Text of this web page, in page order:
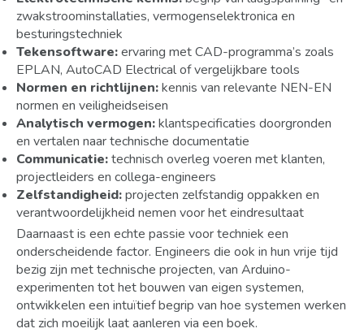
zwakstroominstallaties, vermogenselektronica en
besturingstechniek
Tekensoftware:ervaring met CAD-programma’s zoals
EPLAN, AutoCAD Electrical of vergelijkbare tools
Normen en richtlijnen:kennis van relevante NEN-EN
normen en veiligheidseisen
Analytisch vermogen:klantspecificaties doorgronden
en vertalen naar technische documentatie
Communicatie:technisch overleg voeren met klanten,
projectleiders en collega-engineers
Zelfstandigheid:projecten zelfstandig oppakken en
verantwoordelijkheid nemen voor het eindresultaat
Daarnaast is een echte passie voor techniek een
onderscheidende factor. Engineers die ook in hun vrije tijd
bezig zijn met technische projecten, van Arduino-
experimenten tot het bouwen van eigen systemen,
ontwikkelen een intuïtief begrip van hoe systemen werken
dat zich moeilijk laat aanleren via een boek.